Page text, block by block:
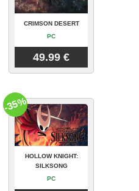
CRIMSON DESERT
PC
49.99 €
HOLLOW KNIGHT:
SILKSONG
PC
-35%